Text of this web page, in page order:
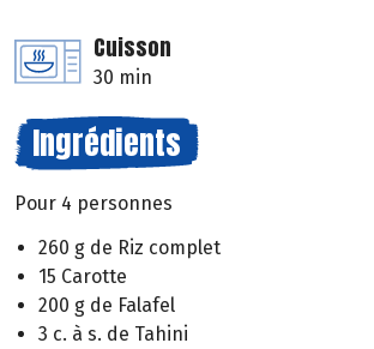
Cuisson
30 min
Ingrédients
Pour 4 personnes
260 g de Riz complet
15 Carotte
200 g de Falafel
3 c. à s. de Tahini